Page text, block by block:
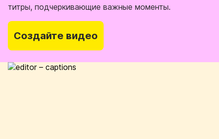
титры, подчеркивающие важные моменты.
Создайте видео